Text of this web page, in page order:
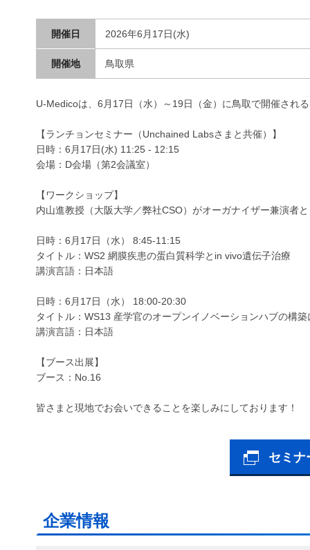
開催日 2026年6月17日(水)
開催地 鳥取県
U-Medicoは、6月17日（水）～19日（金）に鳥取で開催され
【ランチョンセミナー（Unchained Labsさまと共催）】
日時：6月17日(水) 11:25 - 12:15
会場：D会場（第2会議室）
【ワークショップ】
内山進教授（大阪大学／弊社CSO）がオーガナイザー兼演者
日時：6月17日（水） 8:45-11:15
タイトル：WS2 網膜疾患の蛋白質科学とin vivo遺伝子治療
講演言語：日本語
日時：6月17日（水） 18:00-20:30
タイトル：WS13 産学官のオープンイノベーションハブの構
講演言語：日本語
【ブース出展】
ブース：No.16
皆さまと現地でお会いできることを楽しみにしております！
セミナ
企業情報